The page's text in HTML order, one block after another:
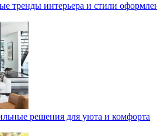
тренды интерьера и стили
решения для уюта и комфорта